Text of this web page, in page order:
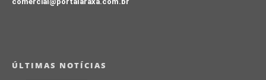
ÚLTIMAS NOTÍCIAS